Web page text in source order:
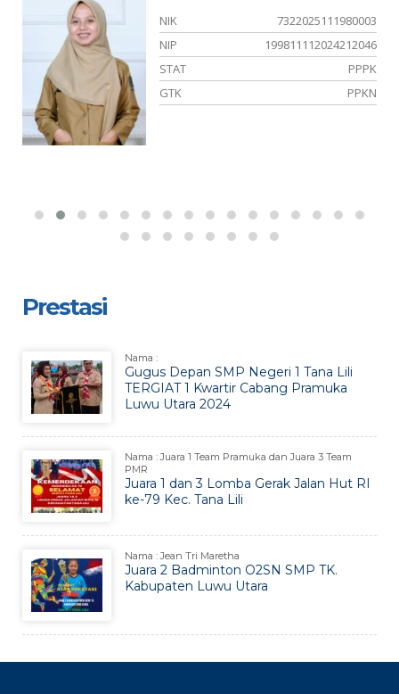
NIK
7322025111980003
NIP
199811112024212046
STAT
PPPK
GTK
PPKN
Prestasi
Nama :
Gugus Depan SMP Negeri 1 Tana Lili
TERGIAT 1 Kwartir Cabang Pramuka
Luwu Utara 2024
Nama : Juara 1 Team Pramuka dan Juara 3 Team
PMR
Juara 1 dan 3 Lomba Gerak Jalan Hut RI
ke-79 Kec. Tana Lili
Nama : Jean Tri Maretha
Juara 2 Badminton O2SN SMP TK.
Kabupaten Luwu Utara